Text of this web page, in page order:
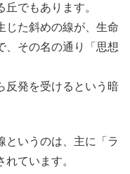
でもあります。
じた斜めの線が、生命
、その名の通り「思想
反発を受けるという暗
というのは、主に「ラ
ています。